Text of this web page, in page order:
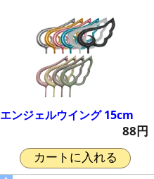
エンジェルウイング 15cm
88円
カートに入れる